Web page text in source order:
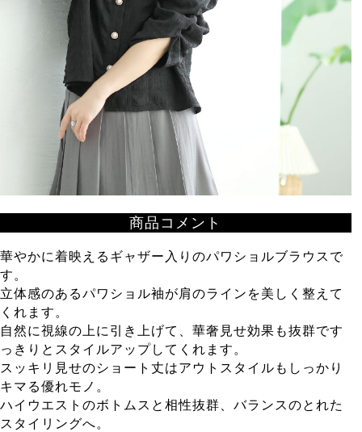
商品コメント
華やかに着映えるギャザー入りのパワショルブラウスで
す。
立体感のあるパワショル袖が肩のラインを美しく整えて
くれます。
自然に視線の上に引き上げて、華奢見せ効果も抜群です
っきりとスタイルアップしてくれます。
スッキリ見せのショート丈はアウトスタイルもしっかり
キマる優れモノ。
ハイウエストのボトムスと相性抜群、バランスのとれた
スタイリングへ。